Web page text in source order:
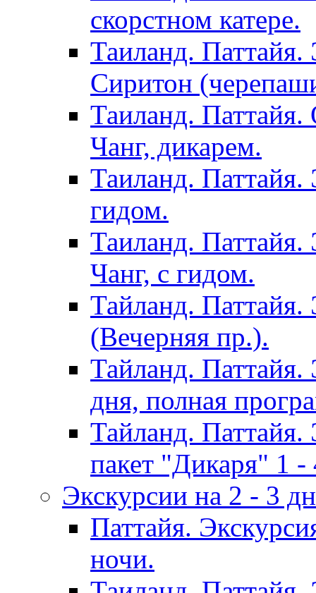
скорстном катере.
Таиланд.
Сиритон
Таиланд.
Чанг, дикарем.
Таиланд.
гидом.
Таиланд.
Чанг, с гидом.
Тайланд. Паттайя.
(Вечерняя пр.).
Тайланд. Паттайя.
дня, полная
Тайланд. Паттайя.
пакет "Дикаря" 1 -
Экскурсии на 2 - 3
Паттайя.
ночи.